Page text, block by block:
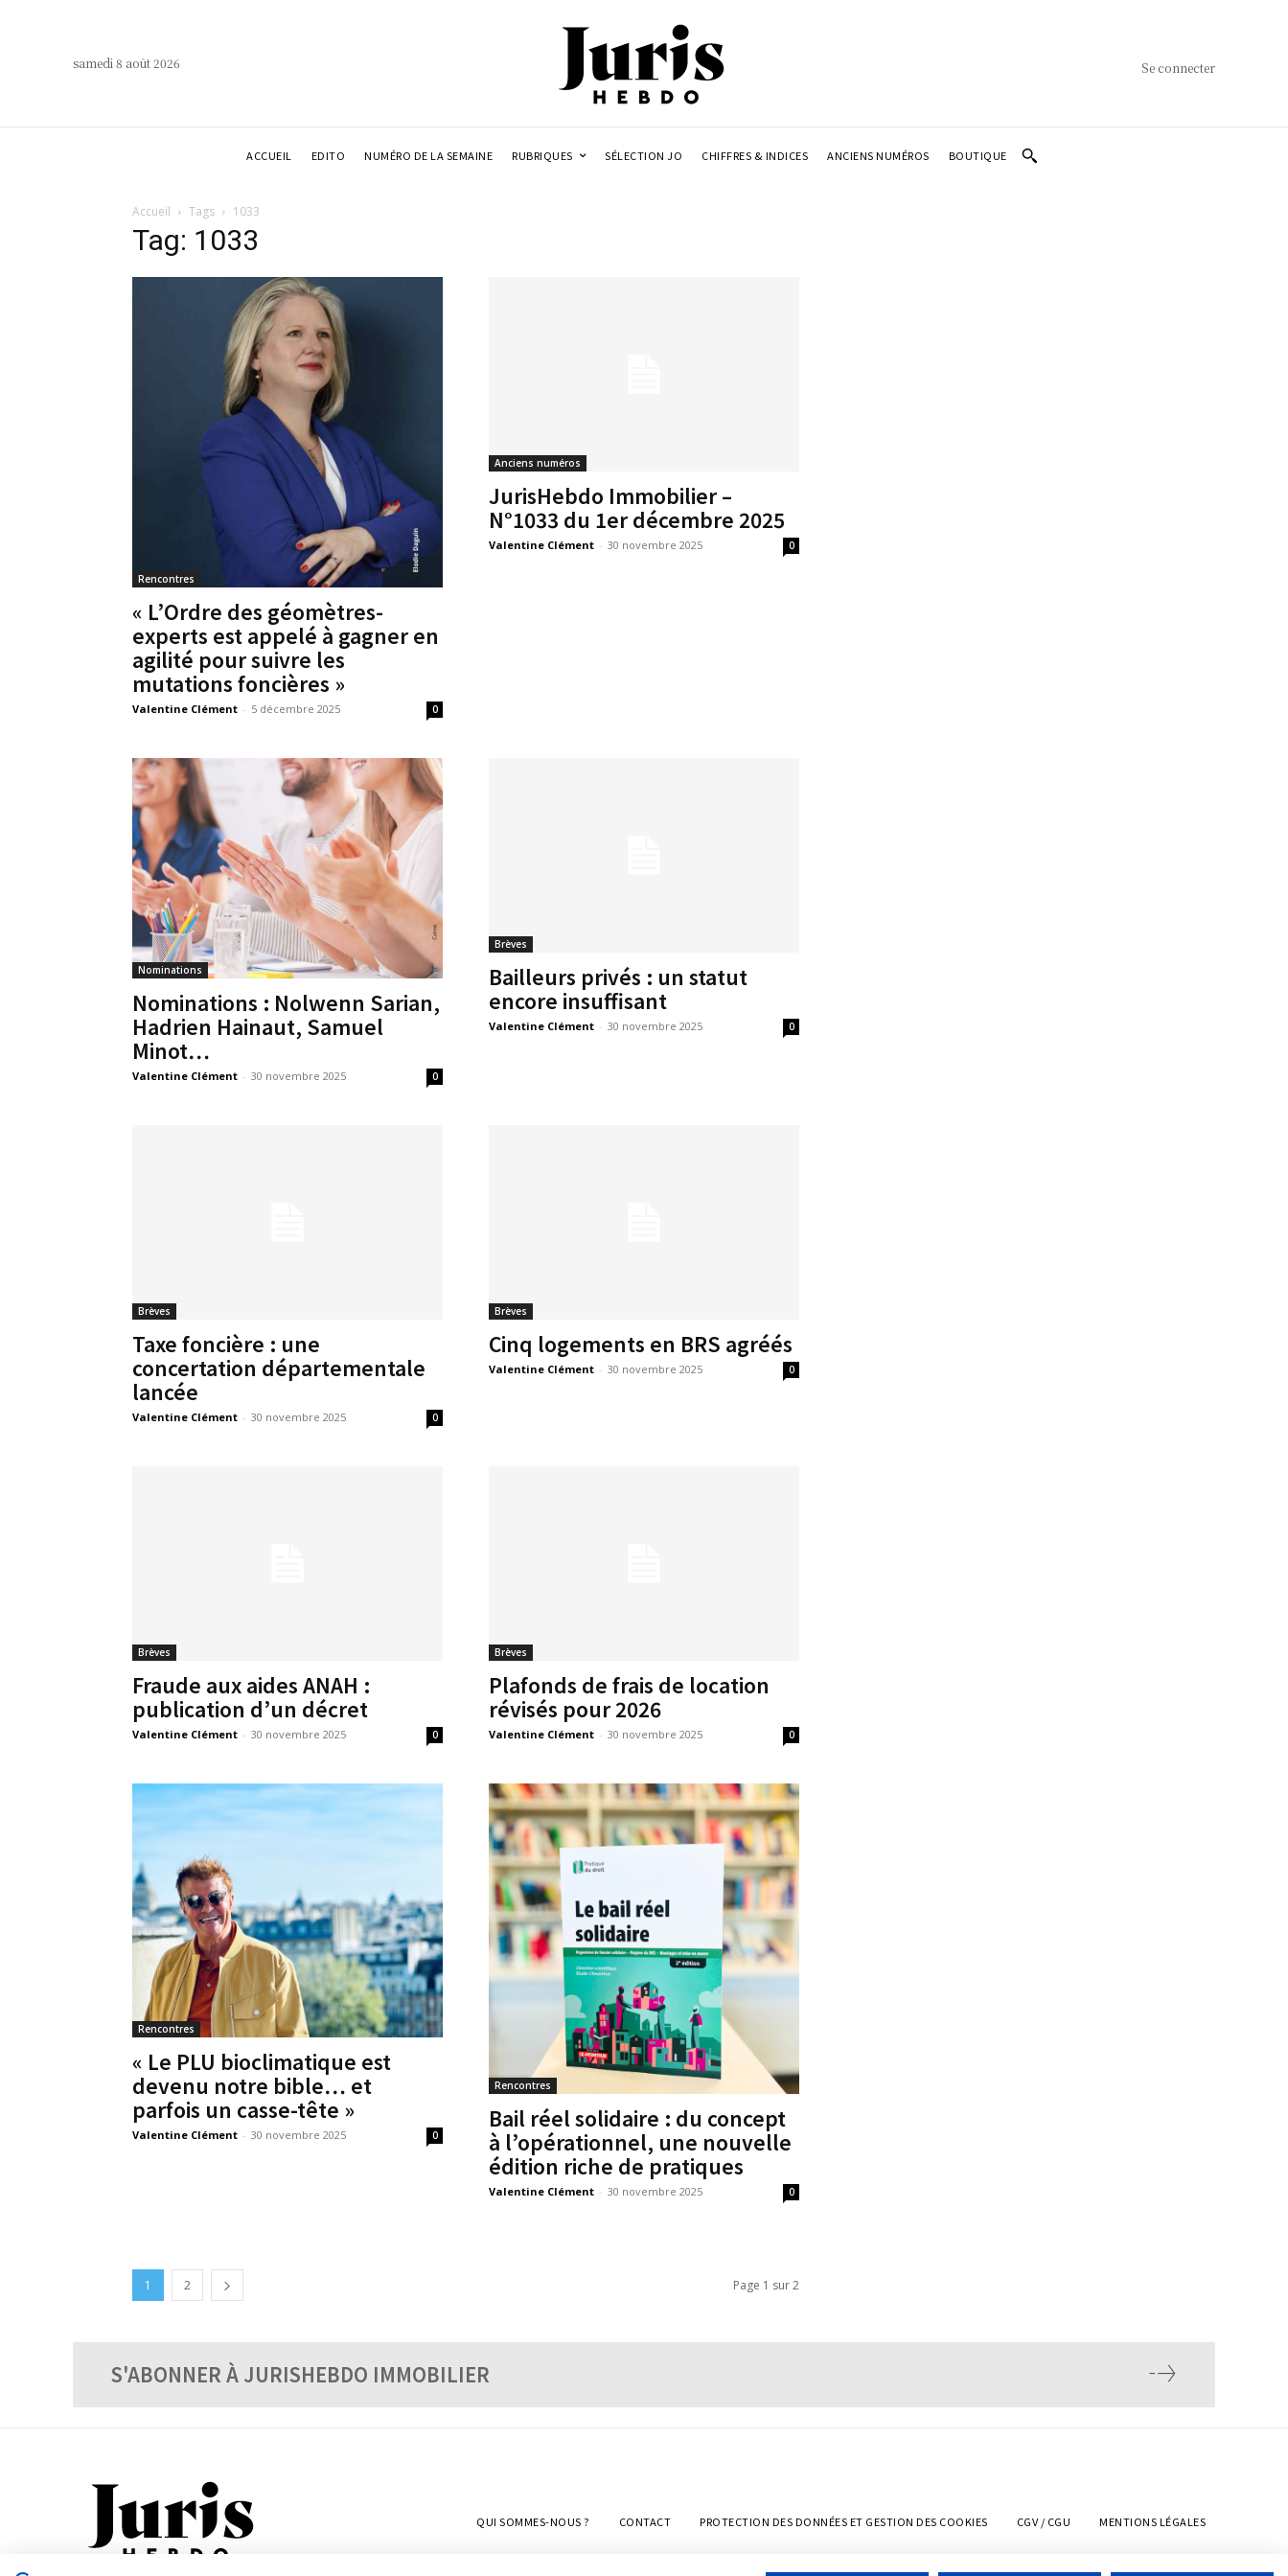
samedi 8 août 2026 Se connecter
ACCUEIL EDITO NUMÉRO DE LA SEMAINE RUBRIQUES SÉLECTION JO CHIFFRES & INDICES ANCIENS NUMÉROS BOUTIQUE
Accueil Tags 1033
Tag: 1033
Rencontres
« L’Ordre des géomètres-
experts est appelé à gagner en
agilité pour suivre les
mutations foncières »
Valentine Clément - 5 décembre 2025 0
Anciens numéros
JurisHebdo Immobilier –
N°1033 du 1er décembre 2025
Valentine Clément - 30 novembre 2025 0
Nominations
Nominations : Nolwenn Sarian,
Hadrien Hainaut, Samuel
Minot…
Valentine Clément - 30 novembre 2025 0
Brèves
Bailleurs privés : un statut
encore insuffisant
Valentine Clément - 30 novembre 2025 0
Brèves
Taxe foncière : une
concertation départementale
lancée
Valentine Clément - 30 novembre 2025 0
Brèves
Cinq logements en BRS agréés
Valentine Clément - 30 novembre 2025 0
Brèves
Fraude aux aides ANAH :
publication d’un décret
Valentine Clément - 30 novembre 2025 0
Brèves
Plafonds de frais de location
révisés pour 2026
Valentine Clément - 30 novembre 2025 0
Rencontres
« Le PLU bioclimatique est
devenu notre bible… et
parfois un casse-tête »
Valentine Clément - 30 novembre 2025 0
Rencontres
Bail réel solidaire : du concept
à l’opérationnel, une nouvelle
édition riche de pratiques
Valentine Clément - 30 novembre 2025 0
1 2 Page 1 sur 2
S'ABONNER À JURISHEBDO IMMOBILIER
QUI SOMMES-NOUS ? CONTACT PROTECTION DES DONNÉES ET GESTION DES COOKIES CGV / CGU MENTIONS LÉGALES